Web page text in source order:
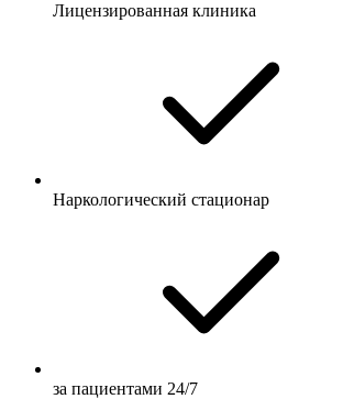
Лицензированная клиника
Наркологический стационар
за пациентами 24/7